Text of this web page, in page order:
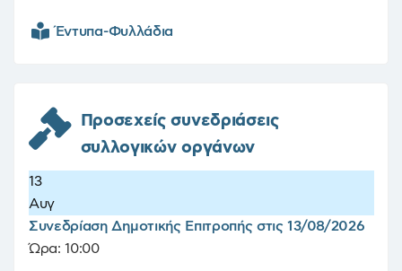
Έντυπα-Φυλλάδια
Προσεχείς συνεδριάσεις
συλλογικών οργάνων
13
Αυγ
Συνεδρίαση Δημοτικής Επιτροπής στις 13/08/2026
Ώρα: 10:00